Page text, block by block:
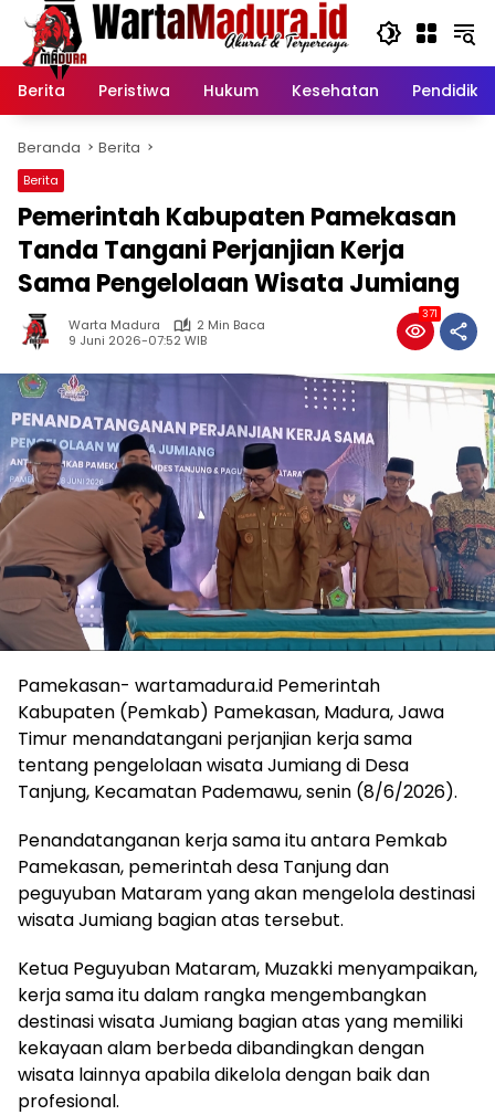
Langsung
konten
Berita
Peristiwa Hukum Kesehatan
Beranda Berita
Berita
Pemerintah Kabupaten Pamekasan
Tanda Tangani Perjanjian Kerja
Sama Pengelolaan Wisata Jumiang
Warta Madura
2 Min Baca
9 Juni 2026-07:52 WIB
371
Pamekasan- wartamadura.id Pemerintah
Kabupaten (Pemkab) Pamekasan, Madura, Jawa
Timur menandatangani perjanjian kerja sama
tentang pengelolaan wisata Jumiang di Desa
Tanjung, Kecamatan Pademawu, senin (8/6/2026).
Penandatanganan kerja sama itu antara Pemkab
Pamekasan, pemerintah desa Tanjung dan
peguyuban Mataram yang akan mengelola destinasi
wisata Jumiang bagian atas tersebut.
Ketua Peguyuban Mataram, Muzakki menyampaikan,
kerja sama itu dalam rangka mengembangkan
destinasi wisata Jumiang bagian atas yang memiliki
kekayaan alam berbeda dibandingkan dengan
wisata lainnya apabila dikelola dengan baik dan
profesional.